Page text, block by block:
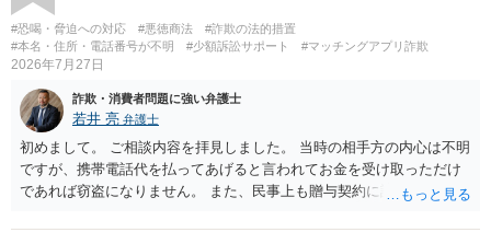
#恐喝・脅迫への対応 #悪徳商法
#詐欺の法的措置
#本名・住所・電話番号が不明
#少額訴訟サポート #マッチングアプリ詐欺
2026年7月27日
詐欺・消費者問題に強い弁護士
若井 亮 弁護士
初めまして。 ご相談内容を拝見しました。 当時の相手方の内心は不明
ですが、携帯電話代を払ってあげると言われてお金を受け取っただけ
であれば窃盗になりません。 また、民事上も贈与契約に該当すると思
ず、可能であればブロックをするようにしてください。 ご不安であれ